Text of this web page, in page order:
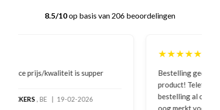
8.5/10op basis van 206 beoordelingen
Bestelling gedaan vanwege goede prijzen en
product! Telefonisch contact gehad en 1e deel
bestelling al ontvangen met gifts, waardoor je
oog merkt voor echte service. Nu nog wachten